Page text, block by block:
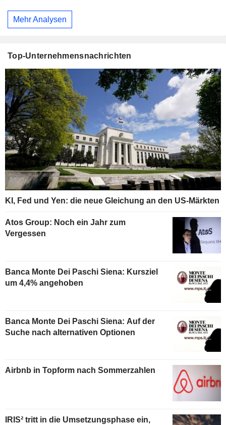
Mehr Analysen
Top-Unternehmensnachrichten
KI, Fed und Yen: die neue Gleichung an den US-Märkten
Atos Group: Noch ein Jahr zum
Vergessen
Banca Monte Dei Paschi Siena: Kursziel
um 4,4% angehoben
Banca Monte Dei Paschi Siena: Auf der
Suche nach alternativen Optionen
Airbnb in Topform nach Sommerzahlen
IRIS² tritt in die Umsetzungsphase ein,